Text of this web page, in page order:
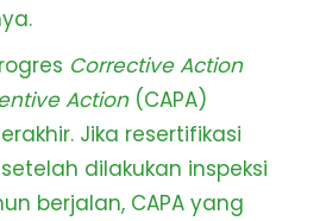
Corrective Action
Action(CAPA)
Jika resertifikasi
dilakukan inspeksi
berjalan, CAPA yang